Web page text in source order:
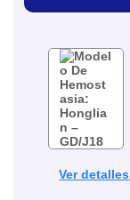
Ver detalles